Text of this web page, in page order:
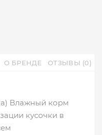
О БРЕНДЕ ОТЗЫВЫ (0)
Влажный корм
кусочки в